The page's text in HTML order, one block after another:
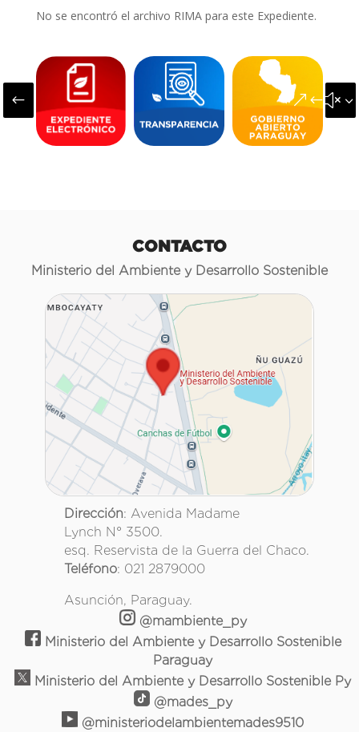
No se encontró el archivo RIMA para este Expediente.
#
CONTACTO
Ministerio del Ambiente y Desarrollo Sostenible
Dirección: Avenida Madame
Lynch N° 3500.
esq. Reservista de la Guerra del Chaco.
Teléfono: 021 2879000
Asunción, Paraguay.
@mambiente_py
Ministerio del Ambiente y Desarrollo Sostenible
Paraguay
Ministerio del Ambiente y Desarrollo Sostenible Py
@mades_py
@ministeriodelambientemades9510